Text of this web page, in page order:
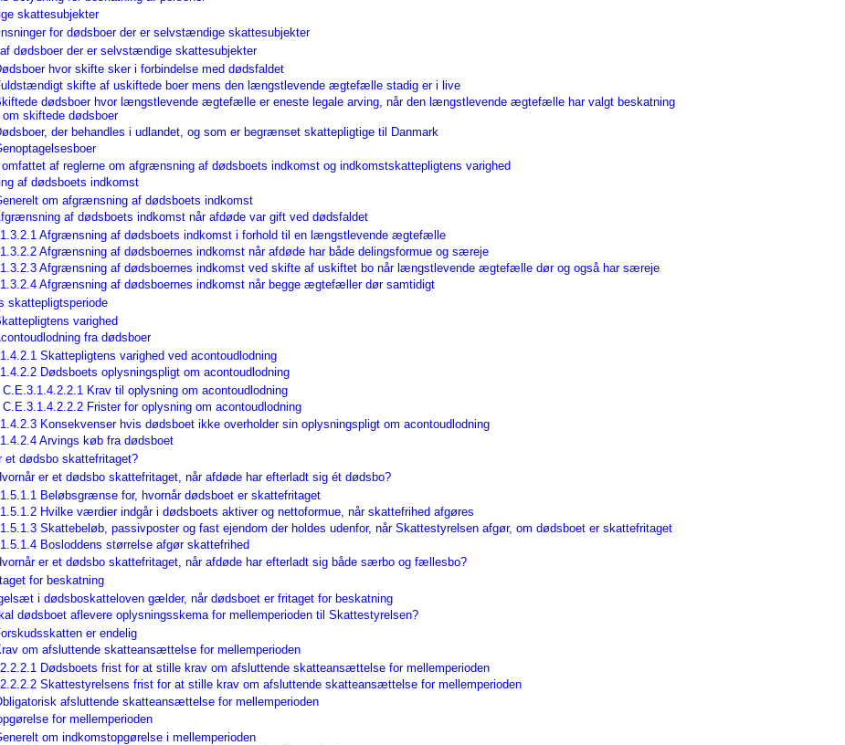
skattesubjekter
for dødsboer der er selvstændige skattesubjekter
dødsboer der er selvstændige skattesubjekter
hvor skifte sker i forbindelse med dødsfaldet
skifte af uskiftede boer mens den længstlevende ægtefælle stadig er i live
dødsboer hvor længstlevende ægtefælle er eneste legale arving, når den længstlevende ægtefælle har valgt beskatning
om skiftede dødsboer
der behandles i udlandet, og som er begrænset skattepligtige til Danmark
af reglerne om afgrænsning af dødsboets indkomst og indkomstskattepligtens varighed
af dødsboets indkomst
om afgrænsning af dødsboets indkomst
af dødsboets indkomst når afdøde var gift ved dødsfaldet
Afgrænsning af dødsboets indkomst i forhold til en længstlevende ægtefælle
Afgrænsning af dødsboernes indkomst når afdøde har både delingsformue og særeje
Afgrænsning af dødsboernes indkomst ved skifte af uskiftet bo når længstlevende ægtefælle dør og også har særeje
Afgrænsning af dødsboernes indkomst når begge ægtefæller dør samtidigt
skattepligtsperiode
varighed
fra dødsboer
Skattepligtens varighed ved acontoudlodning
Dødsboets oplysningspligt om acontoudlodning
C.E.3.1.4.2.2.1 Krav til oplysning om acontoudlodning
C.E.3.1.4.2.2.2 Frister for oplysning om acontoudlodning
Konsekvenser hvis dødsboet ikke overholder sin oplysningspligt om acontoudlodning
Arvings køb fra dødsboet
et dødsbo skattefritaget?
er et dødsbo skattefritaget, når afdøde har efterladt sig ét dødsbo?
Beløbsgrænse for, hvornår dødsboet er skattefritaget
Hvilke værdier indgår i dødsboets aktiver og nettoformue, når skattefrihed afgøres
Skattebeløb, passivposter og fast ejendom der holdes udenfor, når Skattestyrelsen afgør, om dødsboet er skattefritaget
Bosloddens størrelse afgør skattefrihed
er et dødsbo skattefritaget, når afdøde har efterladt sig både særbo og fællesbo?
for beskatning
i dødsboskatteloven gælder, når dødsboet er fritaget for beskatning
dødsboet aflevere oplysningsskema for mellemperioden til Skattestyrelsen?
er endelig
om afsluttende skatteansættelse for mellemperioden
Dødsboets frist for at stille krav om afsluttende skatteansættelse for mellemperioden
Skattestyrelsens frist for at stille krav om afsluttende skatteansættelse for mellemperioden
afsluttende skatteansættelse for mellemperioden
for mellemperioden
om indkomstopgørelse i mellemperioden